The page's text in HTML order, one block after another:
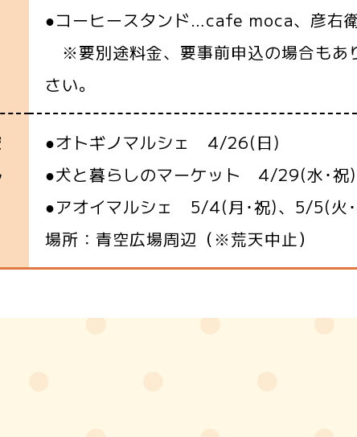
●コーヒースタンド…cafe moca、彦右
※要別途料金、要事前申込の場合もあ
さい。
●オトギノマルシェ 4/26(日)
●犬と暮らしのマーケット 4/29(水･祝
●アオイマルシェ 5/4(月･祝)、5/5(火
場所：青空広場周辺（※荒天中止）